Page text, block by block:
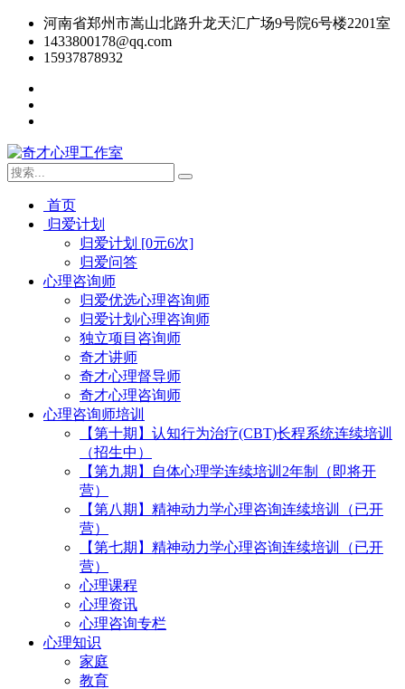
河南省郑州市嵩山北路升龙天汇广场9号院6号楼2201室
1433800178@qq.com
15937878932
首页
归爱计划
归爱计划 [0元6次]
归爱问答
心理咨询师
归爱优选心理咨询师
归爱计划心理咨询师
独立项目咨询师
奇才讲师
奇才心理督导师
奇才心理咨询师
心理咨询师培训
【第十期】认知行为治疗(CBT)长程系统连续培训
（招生中）
【第九期】自体心理学连续培训2年制（即将开
营）
【第八期】精神动力学心理咨询连续培训（已开
营）
【第七期】精神动力学心理咨询连续培训（已开
营）
心理课程
心理资讯
心理咨询专栏
心理知识
家庭
教育